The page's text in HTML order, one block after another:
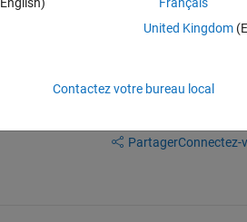
PartagerConnectez-
Français
United Kingdom
Contactez votre bureau local